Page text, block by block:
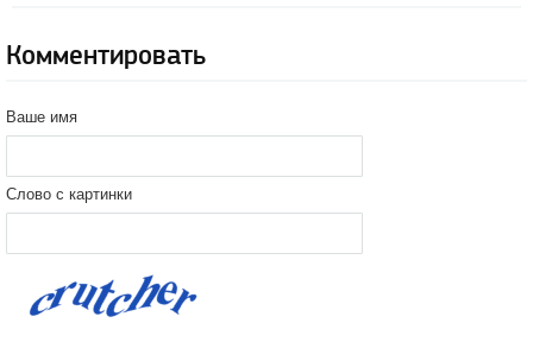
Комментировать
Ваше имя
Слово с картинки